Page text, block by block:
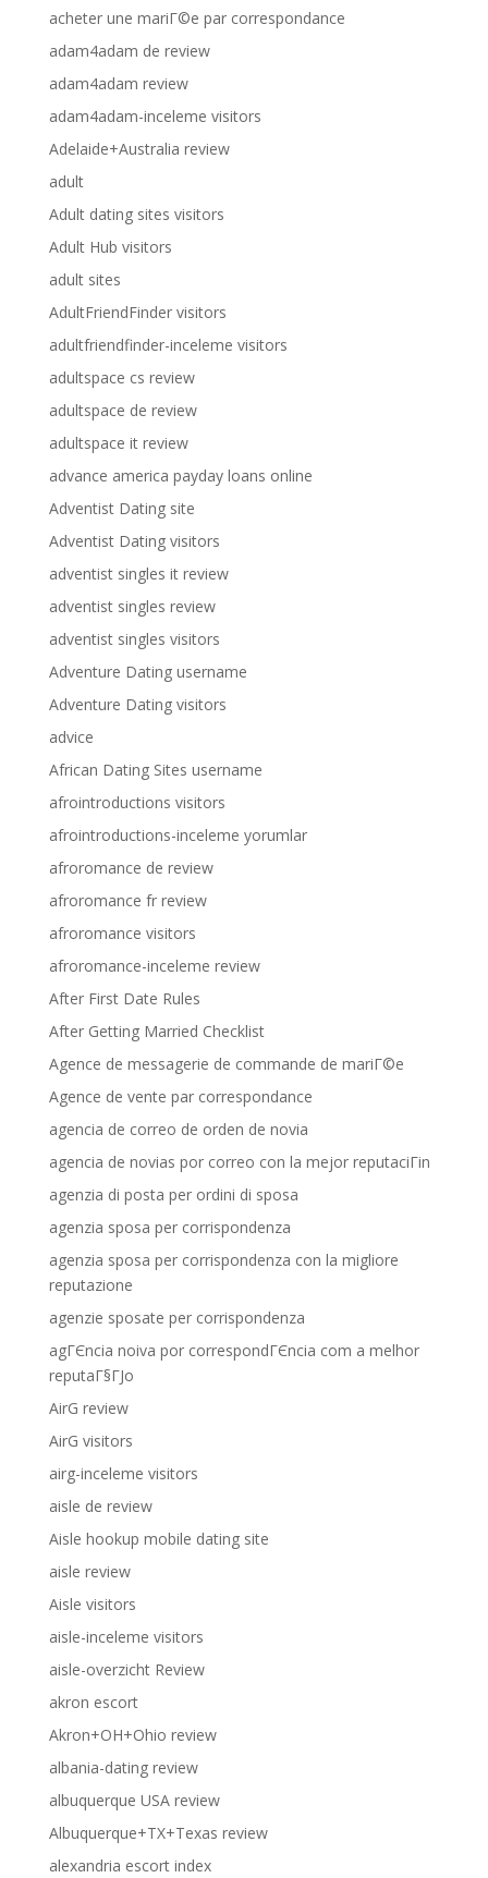
acheter une mariГ©e par correspondance
adam4adam de review
adam4adam review
adam4adam-inceleme visitors
Adelaide+Australia review
adult
Adult dating sites visitors
Adult Hub visitors
adult sites
AdultFriendFinder visitors
adultfriendfinder-inceleme visitors
adultspace cs review
adultspace de review
adultspace it review
advance america payday loans online
Adventist Dating site
Adventist Dating visitors
adventist singles it review
adventist singles review
adventist singles visitors
Adventure Dating username
Adventure Dating visitors
advice
African Dating Sites username
afrointroductions visitors
afrointroductions-inceleme yorumlar
afroromance de review
afroromance fr review
afroromance visitors
afroromance-inceleme review
After First Date Rules
After Getting Married Checklist
Agence de messagerie de commande de mariГ©e
Agence de vente par correspondance
agencia de correo de orden de novia
agencia de novias por correo con la mejor reputaciГіn
agenzia di posta per ordini di sposa
agenzia sposa per corrispondenza
agenzia sposa per corrispondenza con la migliore
reputazione
agenzie sposate per corrispondenza
agГЄncia noiva por correspondГЄncia com a melhor
reputaГ§ГЈo
AirG review
AirG visitors
airg-inceleme visitors
aisle de review
Aisle hookup mobile dating site
aisle review
Aisle visitors
aisle-inceleme visitors
aisle-overzicht Review
akron escort
Akron+OH+Ohio review
albania-dating review
albuquerque USA review
Albuquerque+TX+Texas review
alexandria escort index